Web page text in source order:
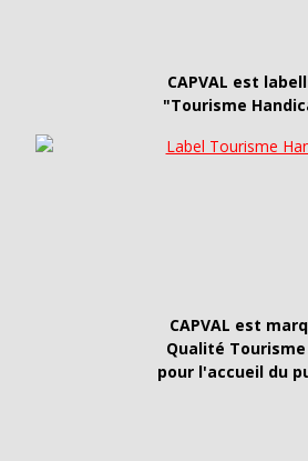
CAPVAL est
"Tourisme
CAPVAL est
Qualité Tourisme
pour l'accueil du